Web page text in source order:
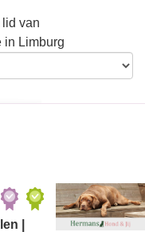
van
in Limburg
|